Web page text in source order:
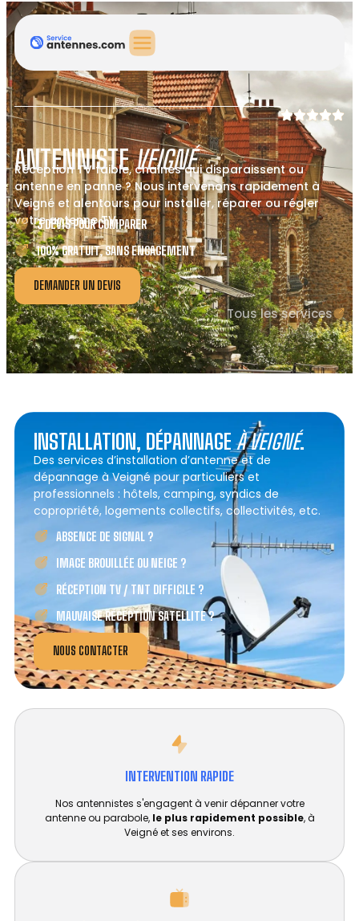
ANTENNISTEVEIGNÉ
Réception TV faible, chaînes qui disparaissent ou
antenne en panne ? Nous intervenons rapidement à
Veigné et alentours pour installer, réparer ou régler
votre antenne TV.
3 DEVIS POUR COMPARER
100% GRATUIT, SANS ENGAGEMENT
DEMANDER UN DEVIS
Tous les services
INSTALLATION, DÉPANNAGEÀ VEIGNÉ.
Des services d’installation d’antenne et de
dépannage à Veigné pour particuliers et
professionnels : hôtels, camping, syndics de
copropriété, logements collectifs, collectivités, etc.
ABSENCE DE SIGNAL ?
IMAGE BROUILLÉE OU NEIGE ?
RÉCEPTION TV / TNT DIFFICILE ?
MAUVAISE RÉCEPTION SATELLITE ?
NOUS CONTACTER
INTERVENTION RAPIDE
Nos antennistes s'engagent à venir dépanner votre
antenne ou parabole, le plus rapidement possible, à
Veigné et ses environs.